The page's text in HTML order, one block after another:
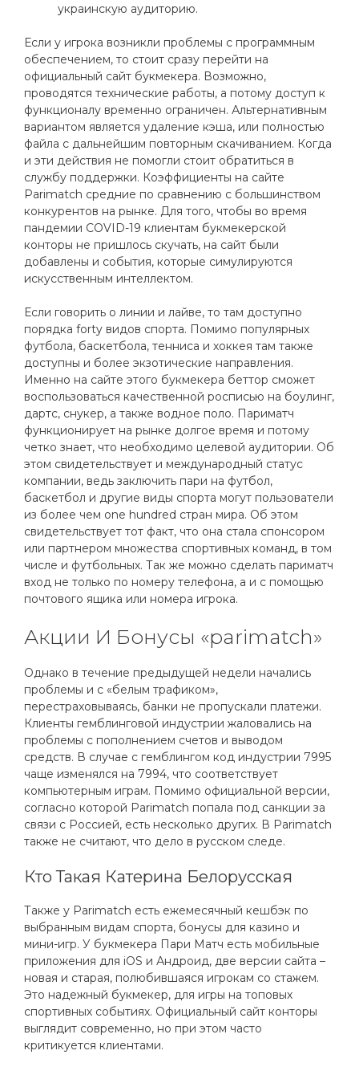
украинскую аудиторию.
Если у игрока возникли проблемы с программным
обеспечением, то стоит сразу перейти на
официальный сайт букмекера. Возможно,
проводятся технические работы, а потому доступ к
функционалу временно ограничен. Альтернативным
вариантом является удаление кэша, или полностью
файла с дальнейшим повторным скачиванием. Когда
и эти действия не помогли стоит обратиться в
службу поддержки. Коэффициенты на сайте
Parimatch средние по сравнению с большинством
конкурентов на рынке. Для того, чтобы во время
пандемии COVID-19 клиентам букмекерской
конторы не пришлось скучать, на сайт были
добавлены и события, которые симулируются
искусственным интеллектом.
Если говорить о линии и лайве, то там доступно
порядка forty видов спорта. Помимо популярных
футбола, баскетбола, тенниса и хоккея там также
доступны и более экзотические направления.
Именно на сайте этого букмекера беттор сможет
воспользоваться качественной росписью на боулинг,
дартс, снукер, а также водное поло. Париматч
функционирует на рынке долгое время и потому
четко знает, что необходимо целевой аудитории. Об
этом свидетельствует и международный статус
компании, ведь заключить пари на футбол,
баскетбол и другие виды спорта могут пользователи
из более чем one hundred стран мира. Об этом
свидетельствует тот факт, что она стала спонсором
или партнером множества спортивных команд, в том
числе и футбольных. Так же можно сделать париматч
вход не только по номеру телефона, а и с помощью
почтового ящика или номера игрока.
Акции И Бонусы «parimatch»
Однако в течение предыдущей недели начались
проблемы и с «белым трафиком»,
перестраховываясь, банки не пропускали платежи.
Клиенты гемблинговой индустрии жаловались на
проблемы с пополнением счетов и выводом
средств. В случае с гемблингом код индустрии 7995
чаще изменялся на 7994, что соответствует
компьютерным играм. Помимо официальной версии,
согласно которой Parimatch попала под санкции за
связи с Россией, есть несколько других. В Parimatch
также не считают, что дело в русском следе.
Кто Такая Катерина Белорусская
Также у Parimatch есть ежемесячный кешбэк по
выбранным видам спорта, бонусы для казино и
мини-игр. У букмекера Пари Матч есть мобильные
приложения для iOS и Андроид, две версии сайта –
новая и старая, полюбившаяся игрокам со стажем.
Это надежный букмекер, для игры на топовых
спортивных событиях. Официальный сайт конторы
выглядит современно, но при этом часто
критикуется клиентами.